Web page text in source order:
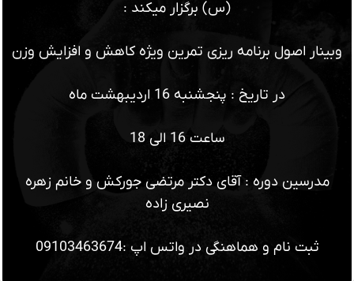
(س) برگزار میکند :
وبینار اصول برنامه ریزی تمرین ویژه کاهش و افزایش وزن
در تاریخ : پنجشنبه 16 اردیبهشت ماه
ساعت 16 الی 18
مدرسین دوره : آقای دکتر مرتضی جورکش و خانم زهره
نصیری زاده
ثبت نام و هماهنگی در واتس اپ :09103463674